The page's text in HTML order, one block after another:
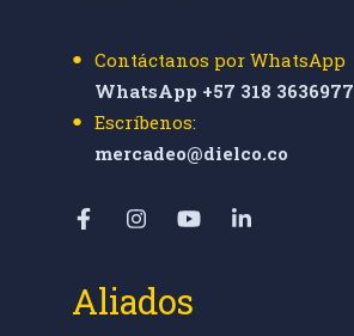
Contáctanos por WhatsApp
WhatsApp +57 318 3636977
Escríbenos:
mercadeo@dielco.co
Aliados